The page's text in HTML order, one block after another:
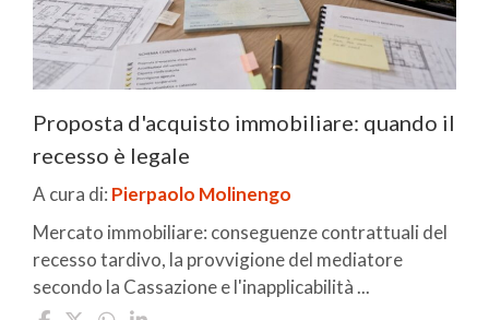
Proposta d'acquisto immobiliare: quando il
recesso è legale
A cura di: Pierpaolo Molinengo
Mercato immobiliare: conseguenze contrattuali del
recesso tardivo, la provvigione del mediatore
secondo la Cassazione e l'inapplicabilità ...